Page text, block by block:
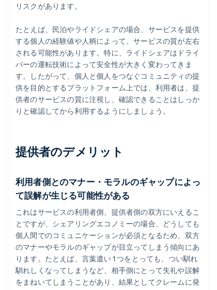
リスクがあります。
たとえば、民泊やライドシェアの場合、サービスを提供
する個人の経験値や人柄によって、サービスの質が左右
される可能性があります。特に、ライドシェアはドライ
バーの運転技術によって安全性が大きく変わってきま
す。したがって、個人と個人をつなぐコミュニティの提
供を目的とするプラットフォーム上では、利用者は、提
供者のサービスの質に注視し、確認できることはしっか
りと確認してから利用するようにしましょう。
提供者のデメリット
利用者側とのマナー・モラルのギャップによっ
て誤解が生じる可能性がある
これはサービスの利用者側、提供者側の双方にいえるこ
とですが、シェアリングエコノミーの場合、どうしても
個人間でのコミュニケーションが必須となるため、双方
のマナーやモラルのギャップが目立ってしまう傾向にあ
ります。たとえば、言葉遣い 1 つをとっても、つい馴れ
馴れしくなってしまうなど、相手側にとって失礼や誤解
をまねいてしまうことがあり、結果としてクレームに発